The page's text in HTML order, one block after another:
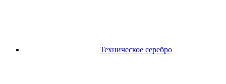
Техническое серебро